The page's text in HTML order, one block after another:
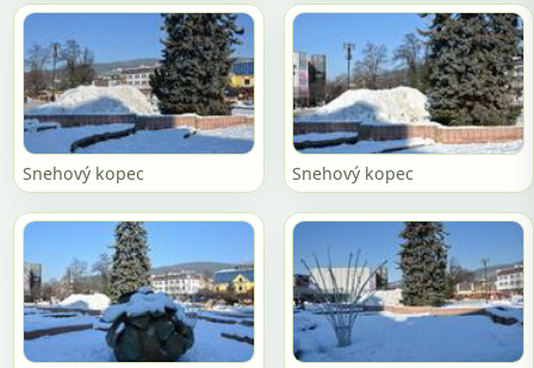
Snehový kopec Snehový kopec